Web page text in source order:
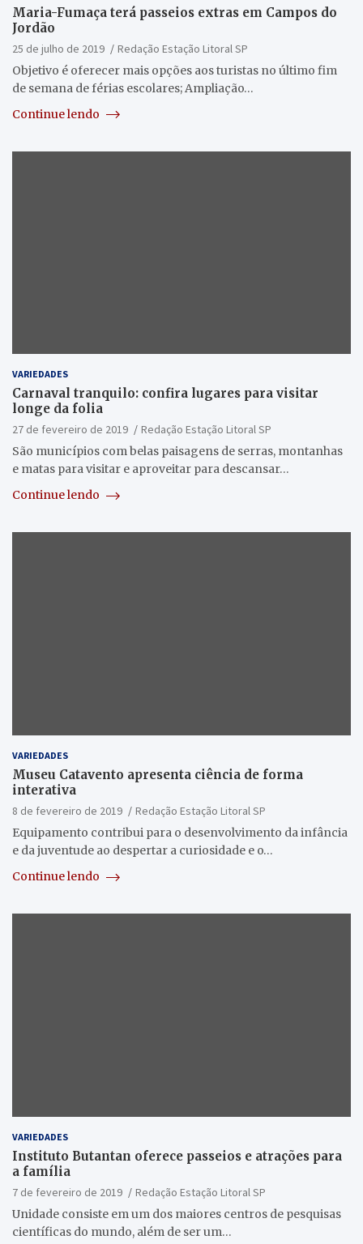
Maria-Fumaça terá passeios extras em Campos do
Jordão
25 de julho de 2019
Redação Estação Litoral SP
Objetivo é oferecer mais opções aos turistas no último fim
de semana de férias escolares; Ampliação…
Continue lendo
VARIEDADES
Carnaval tranquilo: confira lugares para visitar
longe da folia
27 de fevereiro de 2019
Redação Estação Litoral SP
São municípios com belas paisagens de serras, montanhas
e matas para visitar e aproveitar para descansar…
Continue lendo
VARIEDADES
Museu Catavento apresenta ciência de forma
interativa
8 de fevereiro de 2019
Redação Estação Litoral SP
Equipamento contribui para o desenvolvimento da infância
e da juventude ao despertar a curiosidade e o…
Continue lendo
VARIEDADES
Instituto Butantan oferece passeios e atrações para
a família
7 de fevereiro de 2019
Redação Estação Litoral SP
Unidade consiste em um dos maiores centros de pesquisas
científicas do mundo, além de ser um…